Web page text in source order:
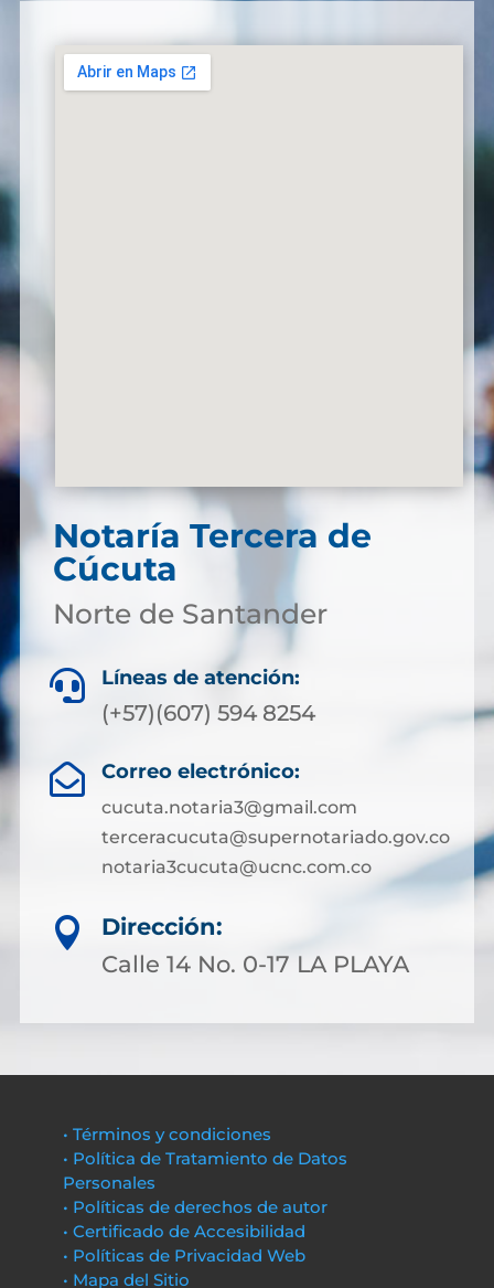
Notaría Tercera de
Cúcuta
Norte de Santander
 Líneas de atención:
(+57)(607) 594 8254
 Correo electrónico:
cucuta.notaria3@gmail.com
terceracucuta@supernotariado.gov.co
notaria3cucuta@ucnc.com.co

Dirección:
Calle 14 No. 0-17 LA PLAYA
• Términos y condiciones
• Política de Tratamiento de Datos
Personales
• Políticas de derechos de autor
• Certificado de Accesibilidad
• Políticas de Privacidad Web
• Mapa del Sitio